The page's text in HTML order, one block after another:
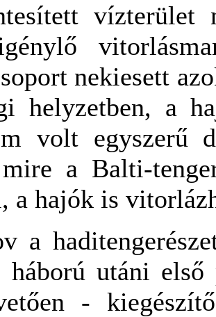
nekiesett
helyzetben, a
volt egyszerű
a Balti-
a hajók is
a
utáni első
-